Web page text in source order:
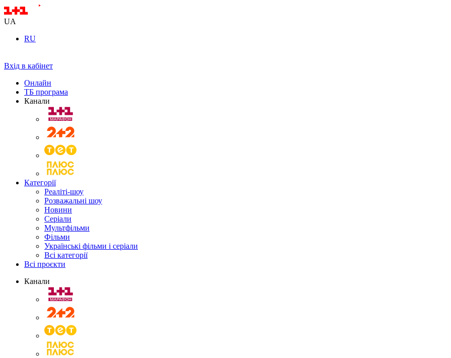
UA
RU
Вхід в кабінет
Онлайн
ТБ програма
Канали
Категорії
Реаліті-шоу
Розважальні шоу
Новини
Серіали
Мультфільми
Фільми
Українські фільми і серіали
Всі категорії
Всі проєкти
Канали